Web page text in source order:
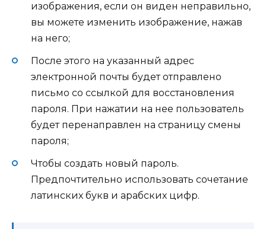
изображения, если он виден неправильно,
вы можете изменить изображение, нажав
на него;
После этого на указанный адрес
электронной почты будет отправлено
письмо со ссылкой для восстановления
пароля. При нажатии на нее пользователь
будет перенаправлен на страницу смены
пароля;
Чтобы создать новый пароль.
Предпочтительно использовать сочетание
латинских букв и арабских цифр.